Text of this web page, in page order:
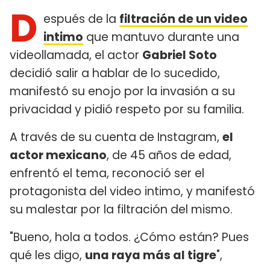
D espués de la filtración de un video
intimo que mantuvo durante una
videollamada, el actor Gabriel Soto
decidió salir a hablar de lo sucedido,
manifestó su enojo por la invasión a su
privacidad y pidió respeto por su familia.
A través de su cuenta de Instagram, el
actor mexicano, de 45 años de edad,
enfrentó el tema, reconoció ser el
protagonista del video intimo, y manifestó
su malestar por la filtración del mismo.
"Bueno, hola a todos. ¿Cómo están? Pues
qué les digo, una raya más al tigre",